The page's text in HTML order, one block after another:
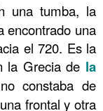
una tumba, la
encontrado una
el 720. Es la
la Grecia de la
constaba de
frontal y otra